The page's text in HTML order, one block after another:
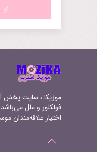
روندو
سرناد
سمفونی
سوئیت
سونات
سوناتینا
ماندولین
ارگ‌کلیسا
سوپرانو
تنور
باریتون
موزیکا ، سایت پخش
فولکلور و ملل
اختیار علاقه‌مندان